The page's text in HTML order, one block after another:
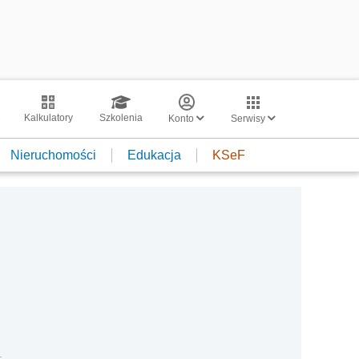
Kalkulatory Szkolenia Konto Serwisy
Nieruchomości Edukacja KSeF